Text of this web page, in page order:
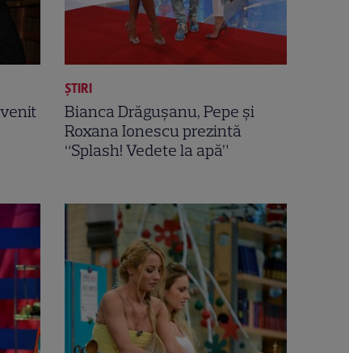
ȘTIRI
Bianca Drăgușanu, Pepe şi
Roxana Ionescu prezintă
“Splash! Vedete la apă”